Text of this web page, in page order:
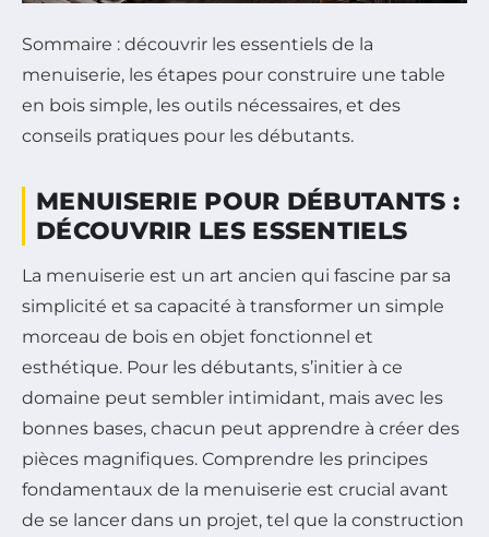
Sommaire : découvrir les essentiels de la
menuiserie, les étapes pour construire une table
en bois simple, les outils nécessaires, et des
conseils pratiques pour les débutants.
MENUISERIE POUR DÉBUTANTS :
DÉCOUVRIR LES ESSENTIELS
La menuiserie est un art ancien qui fascine par sa
simplicité et sa capacité à transformer un simple
morceau de bois en objet fonctionnel et
esthétique. Pour les débutants, s’initier à ce
domaine peut sembler intimidant, mais avec les
bonnes bases, chacun peut apprendre à créer des
pièces magnifiques. Comprendre les principes
fondamentaux de la menuiserie est crucial avant
de se lancer dans un projet, tel que la construction